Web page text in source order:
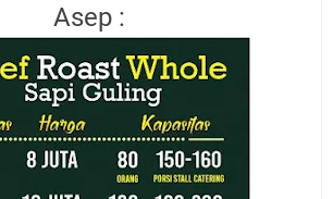
Asep :